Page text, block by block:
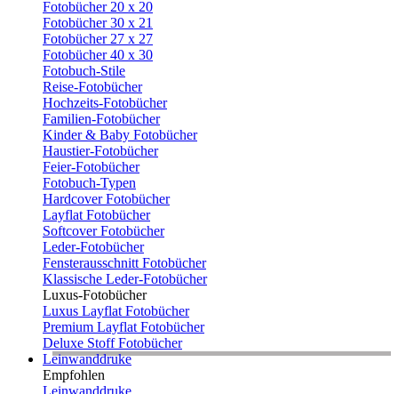
Fotobücher 20 x 20
Fotobücher 30 x 21
Fotobücher 27 x 27
Fotobücher 40 x 30
Fotobuch-Stile
Reise-Fotobücher
Hochzeits-Fotobücher
Familien-Fotobücher
Kinder & Baby Fotobücher
Haustier-Fotobücher
Feier-Fotobücher
Fotobuch-Typen
Hardcover Fotobücher
Layflat Fotobücher
Softcover Fotobücher
Leder-Fotobücher
Fensterausschnitt Fotobücher
Klassische Leder-Fotobücher
Luxus-Fotobücher
Luxus Layflat Fotobücher
Premium Layflat Fotobücher
Deluxe Stoff Fotobücher
Leinwanddruke
Empfohlen
Leinwanddruke